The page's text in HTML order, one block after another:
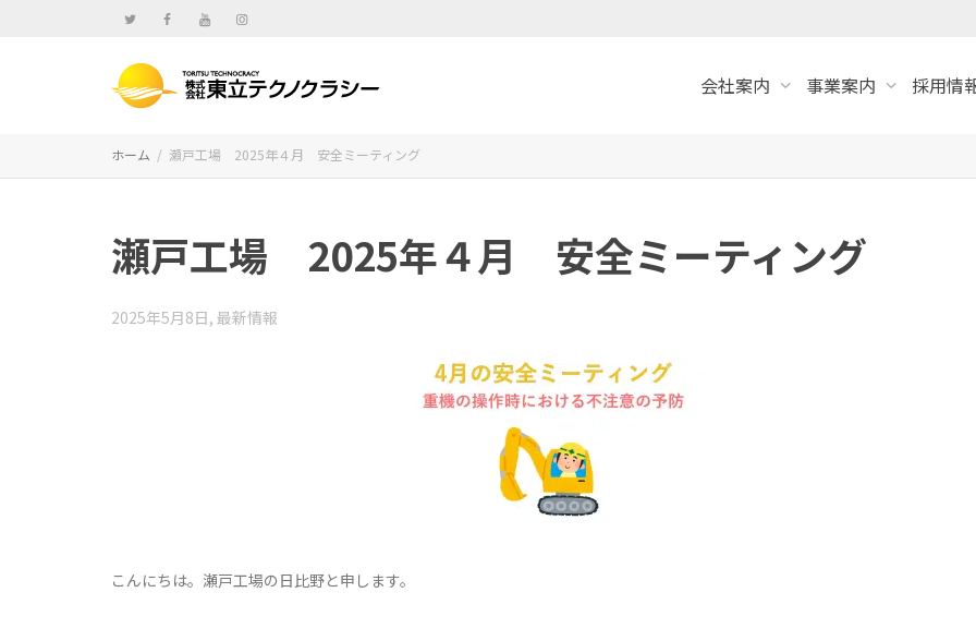
会社案内 事業案内 採用情
ホーム 瀬戸工場 2025年４月 安全ミーティング
瀬戸工場 2025年４月 安全ミーティング
2025年5月8日, 最新情報
こんにちは。瀬戸工場の日比野と申します。